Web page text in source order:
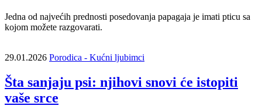
Jedna od najvećih prednosti posedovanja papagaja je imati pticu sa
kojom možete razgovarati.
29.01.2026 Porodica - Kućni ljubimci
Šta sanjaju psi: njihovi snovi će istopiti
vaše srce